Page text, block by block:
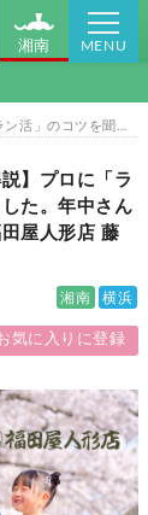
湘南 MENU
【ランドセル選びを徹底解説】プロに「ラン活」のコツを聞いてきました。年中さんの下見も大歓迎です！［福田屋人形店 藤沢総本店・町田店］
】プロに「ラ
た。年中さん
屋人形店 藤
湘南 横浜
気に入りに登録